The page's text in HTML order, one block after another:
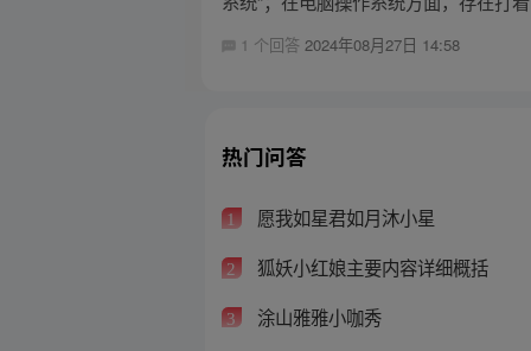
1 个回答2024年08月27日 14:58
热门问答
1 愿我如星君如月沐小星
2 狐妖小红娘主要内容详细概括
3 涂山雅雅小咖秀